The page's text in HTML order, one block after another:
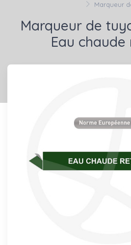
Marqueur
Marqueur de
Eau